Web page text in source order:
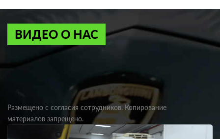
ВИДЕО О НАС
Размещено с согласия сотрудников. Копирование
материалов запрещено.